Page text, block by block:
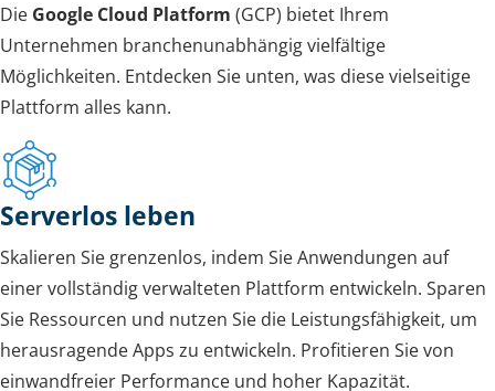
Die Google Cloud Platform (GCP) bietet Ihrem
Unternehmen branchenunabhängig vielfältige
Möglichkeiten. Entdecken Sie unten, was diese vielseitige
Plattform alles kann.
Serverlos leben
Skalieren Sie grenzenlos, indem Sie Anwendungen auf
einer vollständig verwalteten Plattform entwickeln. Sparen
Sie Ressourcen und nutzen Sie die Leistungsfähigkeit, um
herausragende Apps zu entwickeln. Profitieren Sie von
einwandfreier Performance und hoher Kapazität.